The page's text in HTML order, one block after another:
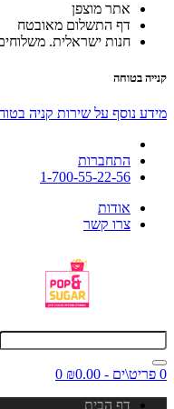
אתר מוצפן
דף התשלום מאובטח
חנות ישראלית.
קנייה בטוחה
מידע נוסף על שירות קניה
התחברות
1-700-55-22-56
אודות
צרו קשר
0 פריט\ים - ₪0.00
0
דף הבית